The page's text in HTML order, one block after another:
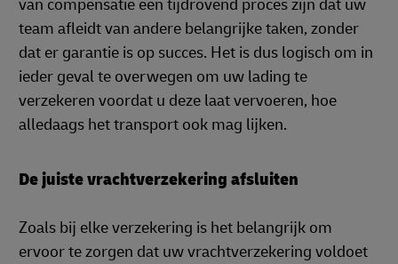
van compensatie een tijdrovend proces zijn dat uw
team afleidt van andere belangrijke taken, zonder
dat er garantie is op succes. Het is dus logisch om in
ieder geval te overwegen om uw lading te
verzekeren voordat u deze laat vervoeren, hoe
alledaags het transport ook mag lijken.
De juiste vrachtverzekering afsluiten
Zoals bij elke verzekering is het belangrijk om
ervoor te zorgen dat uw vrachtverzekering voldoet